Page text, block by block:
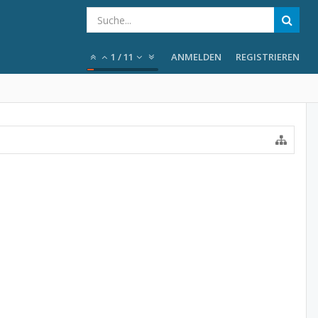
1 /11 ANMELDEN REGISTRIEREN